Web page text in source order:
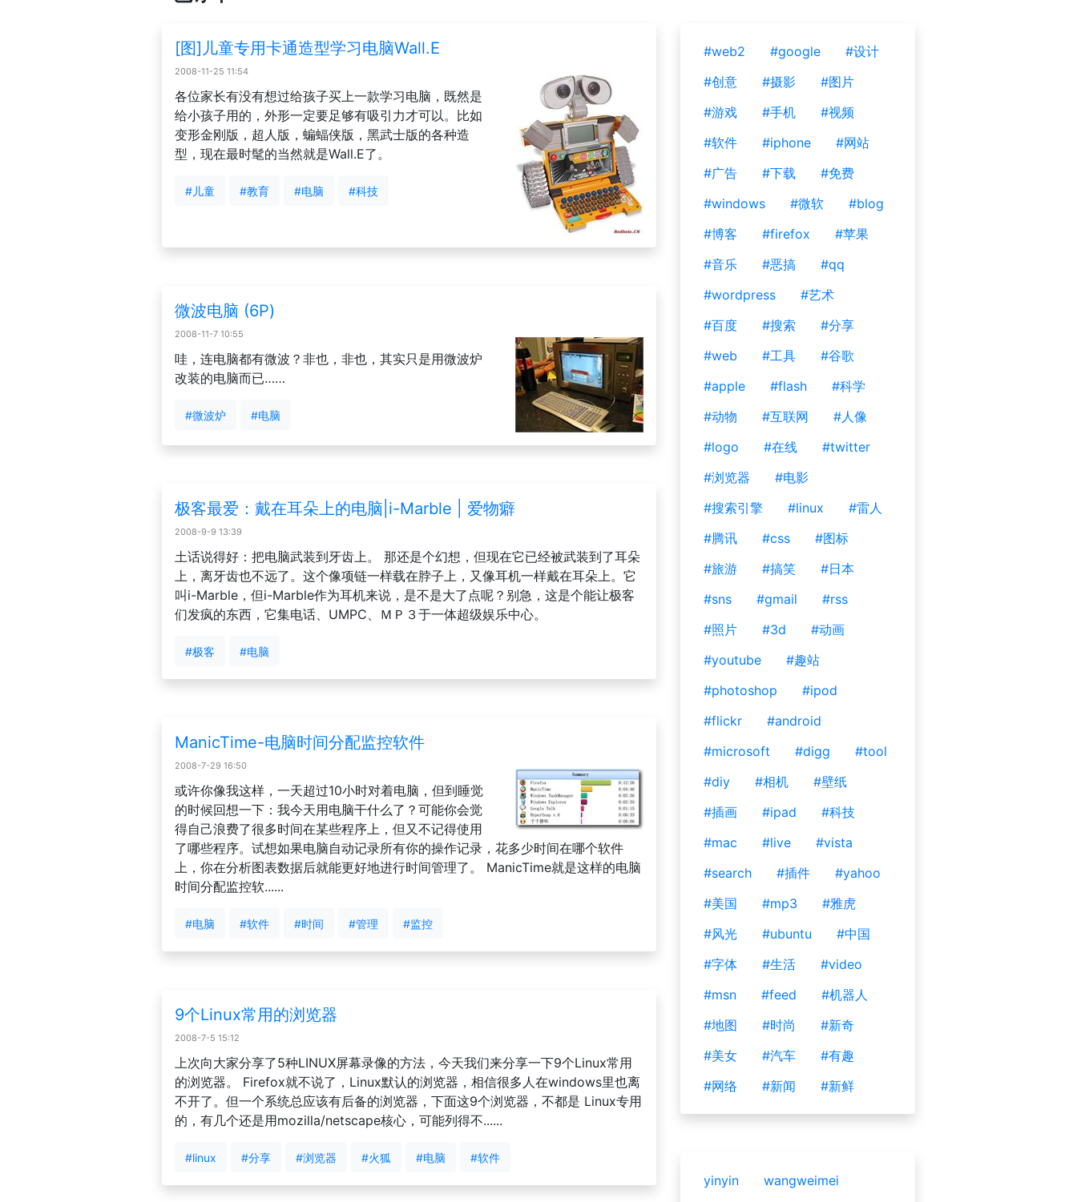
[图]儿童专用卡通造型学习电脑Wall.E
2008-11-25 11:54
各位家长有没有想过给孩子买上一款学习电脑，既然是
给小孩子用的，外形一定要足够有吸引力才可以。比如
变形金刚版，超人版，蝙蝠侠版，黑武士版的各种造
型，现在最时髦的当然就是Wall.E了。
#儿童 #教育 #电脑 #科技
微波电脑 (6P)
2008-11-7 10:55
哇，连电脑都有微波？非也，非也，其实只是用微波炉
改装的电脑而已……
#微波炉 #电脑
极客最爱：戴在耳朵上的电脑|i-Marble | 爱物癖
2008-9-9 13:39
土话说得好：把电脑武装到牙齿上。 那还是个幻想，但现在它已经被武装到了耳朵
上，离牙齿也不远了。这个像项链一样载在脖子上，又像耳机一样戴在耳朵上。它
叫i-Marble，但i-Marble作为耳机来说，是不是大了点呢？别急，这是个能让极客
们发疯的东西，它集电话、UMPC、ＭＰ３于一体超级娱乐中心。
#极客 #电脑
ManicTime-电脑时间分配监控软件
2008-7-29 16:50
或许你像我这样，一天超过10小时对着电脑，但到睡觉
的时候回想一下：我今天用电脑干什么了？可能你会觉
得自己浪费了很多时间在某些程序上，但又不记得使用
了哪些程序。试想如果电脑自动记录所有你的操作记录，花多少时间在哪个软件
上，你在分析图表数据后就能更好地进行时间管理了。 ManicTime就是这样的电脑
时间分配监控软......
#电脑 #软件 #时间 #管理 #监控
9个Linux常用的浏览器
2008-7-5 15:12
上次向大家分享了5种LINUX屏幕录像的方法，今天我们来分享一下9个Linux常用
的浏览器。 Firefox就不说了，Linux默认的浏览器，相信很多人在windows里也离
不开了。但一个系统总应该有后备的浏览器，下面这9个浏览器，不都是 Linux专用
的，有几个还是用mozilla/netscape核心，可能列得不......
#linux #分享 #浏览器 #火狐 #电脑 #软件
#web2 #google
#设计
#创意
#摄影
#图片
#游戏
#手机
#视频
#软件
#iphone
#网站
#广告
#下载
#免费
#windows
#微软
#blog
#博客
#firefox
#苹果
#音乐
#恶搞
#qq
#wordpress
#艺术
#百度
#搜索
#分享
#web
#工具
#谷歌
#apple
#flash
#科学
#动物
#互联网
#人像
#logo
#在线
#twitter
#浏览器
#电影
#搜索引擎
#linux
#雷人
#腾讯
#css
#图标
#旅游
#搞笑
#日本
#sns
#gmail
#rss
#照片
#3d
#动画
#youtube
#趣站
#photoshop
#ipod
#flickr
#android
#microsoft
#digg
#tool
#diy
#相机
#壁纸
#插画
#ipad
#科技
#mac
#live
#vista
#search
#插件
#yahoo
#美国
#mp3
#雅虎
#风光
#ubuntu
#中国
#字体
#生活
#video
#msn
#feed
#机器人
#地图
#时尚
#新奇
#美女
#汽车
#有趣
#网络
#新闻 #新鲜
yinyin
wangweimei